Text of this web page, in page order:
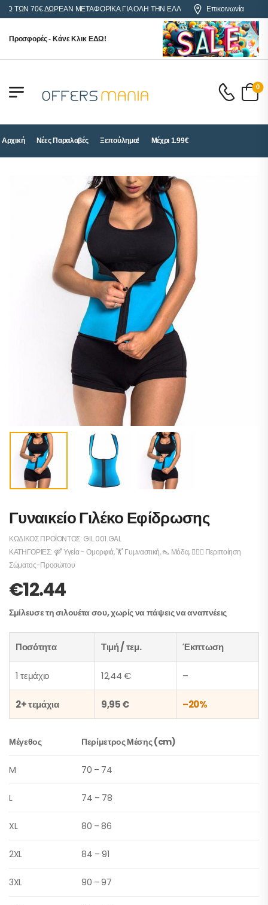
70€ ΔΩΡΕΑΝ ΜΕΤΑΦΟΡΙΚΑ ΓΙΑ ΟΛΗ ΤΗΝ ΕΛΛΑΔΑ Επικοινωνία
- Κάνε Κλικ ΕΔΩ!
0
Αρχική Νέες Παραλαβές Ξεπούλημα! Μέχρι 1.99€
Γυναικείο Γιλέκο Εφίδρωσης
ΚΩΔΙΚΌΣ ΠΡΟΪΌΝΤΟΣ: GIL.001.GAL
ΚΑΤΗΓΟΡΊΕΣ: ⚤ Υγεία - Ομορφιά,🏋️ Γυμναστική,👠 Μόδα, 💆🏻‍♀️ Περιποίηση
Σώματος-Προσώπου
€12.44
Σμίλευσε τη σιλουέτα σου, χωρίς να πάψεις να αναπνέεις
Ποσότητα Τιμή / τεμ. Έκπτωση
1 τεμάχιο 12,44 € –
2+ τεμάχια 9,95 € –20%
Μέγεθος Περίμετρος Μέσης (cm)
M 70 – 74
L 74 – 78
XL 80 – 86
2XL 84 – 91
3XL 90 – 97